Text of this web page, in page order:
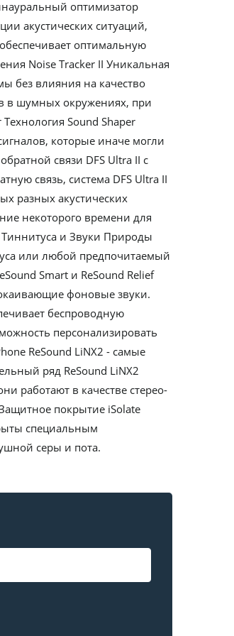
оптимизатор
акустических ситуаций,
оптимальную
Noise Tracker II Уникальная
без влияния на качество
в шумных окружениях, при
Sound Shaper
которые иначе могли
связи DFS Ultra II с
связь, система DFS Ultra II
разных акустических
некоторого времени для
Тиннитуса и Звуки Природы
или любой предпочитаемый
Smart и ReSound Relief
фоновые звуки.
беспроводную
персонализировать
ReSound LiNX2 - самые
ряд ReSound LiNX2
работают в качестве стерео-
покрытие iSolate
специальным
серы и пота.